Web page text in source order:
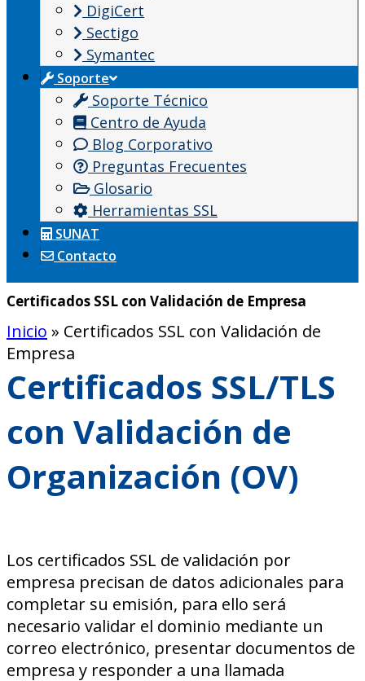
DigiCert
Sectigo
Symantec
Soporte
Soporte Técnico
Centro de Ayuda
Blog Corporativo
Preguntas Frecuentes
Glosario
Herramientas SSL
SUNAT
Contacto
Certificados SSL con Validación de Empresa
Inicio » Certificados SSL con Validación de
Empresa
Certificados SSL/TLS
con Validación de
Organización (OV)
Los certificados SSL de validación por
empresa precisan de datos adicionales para
completar su emisión, para ello será
necesario validar el dominio mediante un
correo electrónico, presentar documentos de
empresa y responder a una llamada